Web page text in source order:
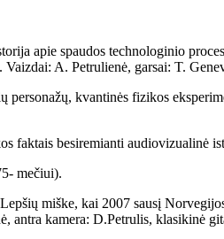
apie spaudos technologinio
A. Petrulienė, garsai: T.
kvantinės fizikos
faktais besiremianti
mečiui).
miške, kai 2007 sausį
antra kamera: D.Petrulis, klasikinė